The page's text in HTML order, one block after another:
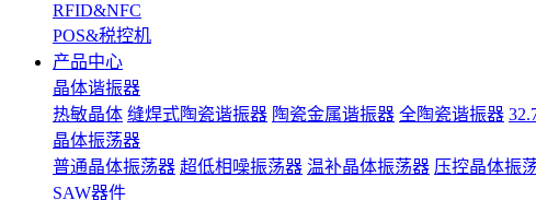
RFID&NFC
POS&税控机
产品中心
晶体谐振器
热敏晶体 缝焊式陶瓷谐振器 陶瓷金属谐振器 全陶瓷谐振器
晶体振荡器
普通晶体振荡器 超低相噪振荡器 温补晶体振荡器 压控晶体振
SAW器件